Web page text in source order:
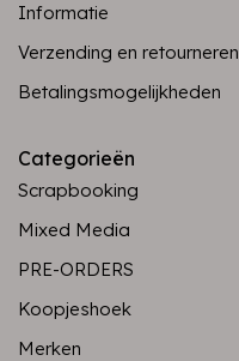
Informatie
Verzending en retourneren
Betalingsmogelijkheden
Categorieën
Scrapbooking
Mixed Media
PRE-ORDERS
Koopjeshoek
Merken